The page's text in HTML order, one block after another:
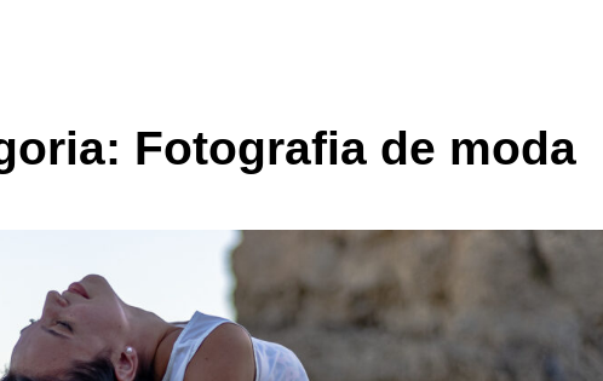
Fotografia de moda